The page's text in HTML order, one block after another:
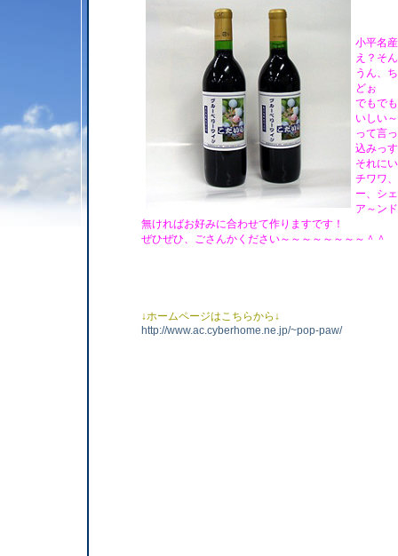
小平名
え？そ
うん、
どぉ
でもで
いしい
って言
込みっ
それに
チワワ
ー、シ
ア～ン
無ければお好みに合わせて作りますです！
ぜひぜひ、ごさんかください～～～～～～～～＾＾
↓ホームページはこちらから↓
http://www.ac.cyberhome.ne.jp/~pop-paw/